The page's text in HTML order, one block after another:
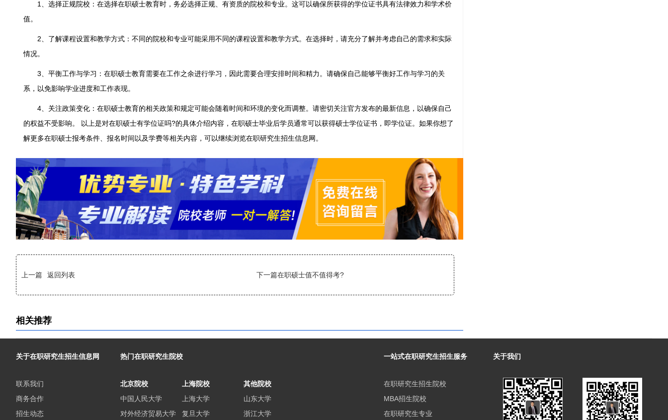
1、选择正规院校：在选择在职硕士教育时，务必选择正规、有资质的院校和专业。这可以确保所获得的学位证书具有法律效力和学术价
值。
2、了解课程设置和教学方式：不同的院校和专业可能采用不同的课程设置和教学方式。在选择时，请充分了解并考虑自己的需求和实际
情况。
3、平衡工作与学习：在职硕士教育需要在工作之余进行学习，因此需要合理安排时间和精力。请确保自己能够平衡好工作与学习的关
系，以免影响学业进度和工作表现。
4、关注政策变化：在职硕士教育的相关政策和规定可能会随着时间和环境的变化而调整。请密切关注官方发布的最新信息，以确保自己
的权益不受影响。 以上是对在职硕士有学位证吗?的具体介绍内容，在职硕士毕业后学员通常可以获得硕士学位证书，即学位证。如果你想了
解更多在职硕士报考条件、报名时间以及学费等相关内容，可以继续浏览在职研究生招生信息网。
上一篇 返回列表 下一篇在职硕士值不值得考?
相关推荐
关于在职研究生招生信息网
联系我们
商务合作
招生动态
热门在职研究生院校
北京院校
中国人民大学
对外经济贸易大学
上海院校
上海大学
复旦大学
其他院校
山东大学
浙江大学
一站式在职研究生招生服务
在职研究生招生院校
MBA招生院校
在职研究生专业
关于我们